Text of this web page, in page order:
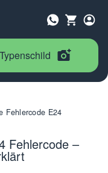
Typenschild
Fehlercode E24
Fehlercode –